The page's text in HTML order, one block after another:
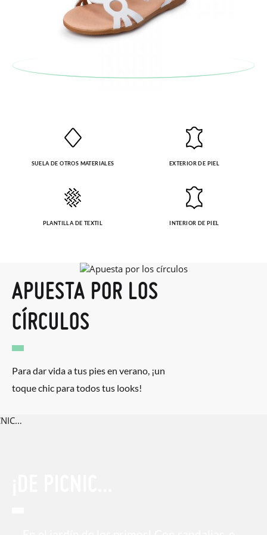
SUELA DE OTROS MATERIALES EXTERIOR DE PIEL
PLANTILLA DE TEXTIL INTERIOR DE PIEL
APUESTA POR LOS
CÍRCULOS
Para dar vida a tus pies en verano, ¡un
toque chic para todos tus looks!